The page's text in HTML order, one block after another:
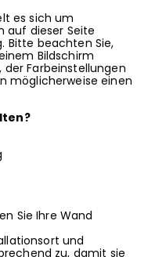
es sich um
auf dieser Seite
Bitte beachten Sie,
Bildschirm
Farbeinstellungen
möglicherweise einen
Sie Ihre Wand
und
zu, damit sie